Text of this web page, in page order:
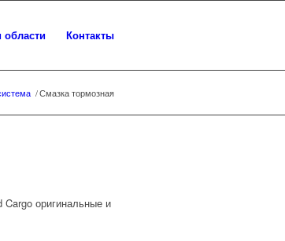
области Контакты
/Смазка тормозная
оригинальные и